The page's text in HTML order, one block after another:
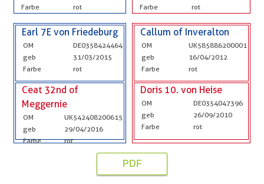
Farbe
rot
Farbe
rot
Earl 7E von Friedeburg
OM
DE0358424464
geb
31/03/2015
Farbe
rot
Ceat 32nd of
Meggernie
OM
UK542408200615
geb
29/04/2016
Farbe
rot
Callum of Inveralton
OM
UK585886200001
geb
16/04/2012
Farbe
rot
Doris 10. von Heise
OM
DE0354047396
geb
26/09/2010
Farbe
rot
PDF